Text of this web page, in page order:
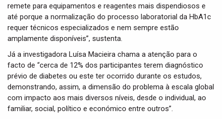
remete para equipamentos e reagentes mais dispendiosos e
até porque a normalização do processo laboratorial da HbA1c
requer técnicos especializados e nem sempre estão
amplamente disponíveis”, sustenta.
Já a investigadora Luísa Macieira chama a atenção para o
facto de “cerca de 12% dos participantes terem diagnóstico
prévio de diabetes ou este ter ocorrido durante os estudos,
demonstrando, assim, a dimensão do problema à escala global
com impacto aos mais diversos níveis, desde o individual, ao
familiar, social, político e económico entre outros”.